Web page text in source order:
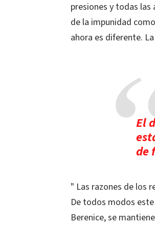
presiones y todas
de la impunidad
ahora es diferente.
El
de
" Las razones de los
De todos modos
Berenice, se